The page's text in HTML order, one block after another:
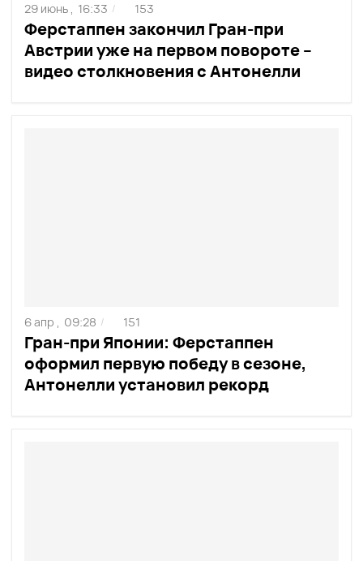
Ферстаппен закончил Гран-при
Австрии уже на первом повороте –
видео столкновения с Антонелли
29 июнь , 16:33 / 153
Гран-при Японии: Ферстаппен
оформил первую победу в сезоне,
Антонелли установил рекорд
6 апр , 09:28 / 151